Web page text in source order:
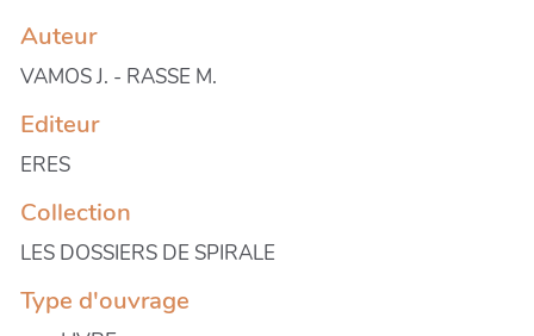
Auteur
VAMOS J. - RASSE M.
Editeur
ERES
Collection
LES DOSSIERS DE SPIRALE
Type d'ouvrage